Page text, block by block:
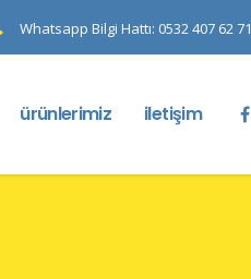
Whatsapp Bilgi Hattı: 0532 407 62 71
ürünlerimiz iletişim